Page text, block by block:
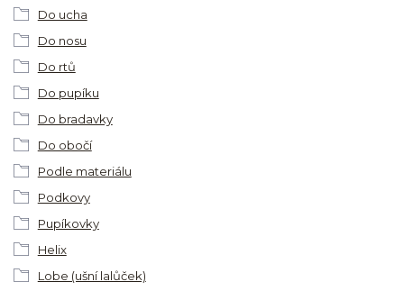
Do ucha
Do nosu
Do rtů
Do pupíku
Do bradavky
Do obočí
Podle materiálu
Podkovy
Pupíkovky
Helix
Lobe (ušní lalůček)